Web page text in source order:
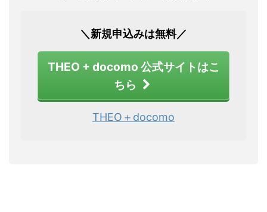
＼新規申込みは無料／
THEO + docomo 公式サイトはこ
ちら
THEO＋docomo